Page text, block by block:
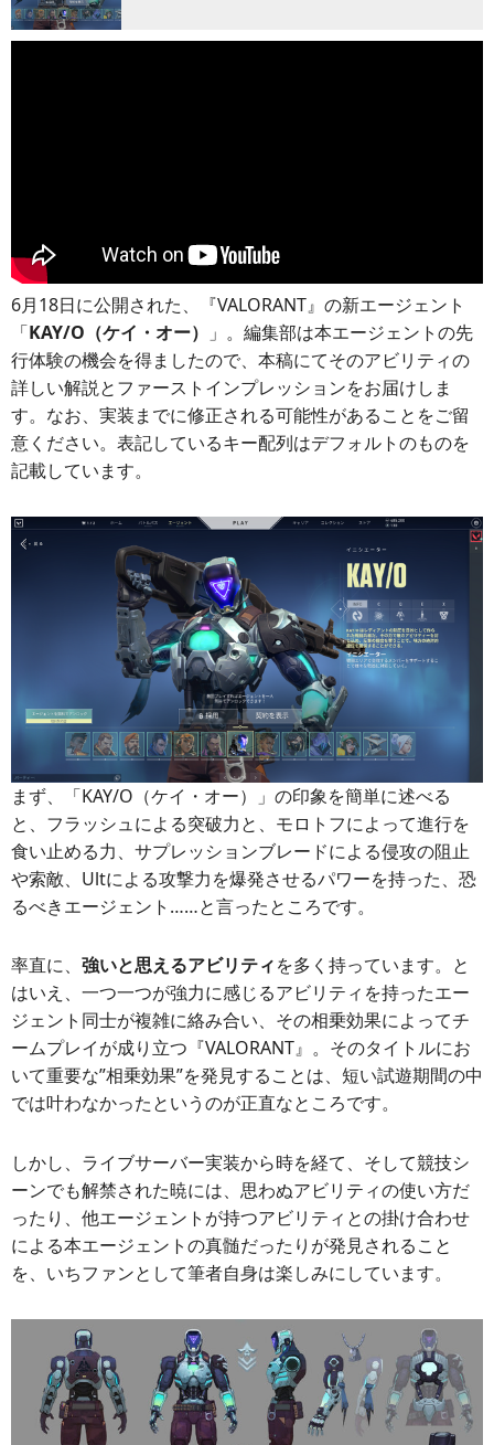
6月18日に公開された、『VALORANT』の新エージェント
「KAY/O（ケイ・オー）
」。編集部は本エージェントの先
行体験の機会を得ましたので、本稿にてそのアビリティの
詳しい解説とファーストインプレッションをお届けしま
す。なお、実装までに修正される可能性があることをご留
意ください。表記しているキー配列はデフォルトのものを
記載しています。
まず、「KAY/O（ケイ・オー）」の印象を簡単に述べる
と、フラッシュによる突破力と、モロトフによって進行を
食い止める力、サプレッションブレードによる侵攻の阻止
や索敵、Ultによる攻撃力を爆発させるパワーを持った、恐
るべきエージェント……と言ったところです。
率直に、 強いと思えるアビリティを多く持っています。と
はいえ、一つ一つが強力に感じるアビリティを持ったエー
ジェント同士が複雑に絡み合い、その相乗効果によってチ
ームプレイが成り立つ『VALORANT』。そのタイトルにお
いて重要な”相乗効果”を発見することは、短い試遊期間の中
では叶わなかったというのが正直なところです。
しかし、ライブサーバー実装から時を経て、そして競技シ
ーンでも解禁された暁には、思わぬアビリティの使い方だ
ったり、他エージェントが持つアビリティとの掛け合わせ
による本エージェントの真髄だったりが発見されること
を、いちファンとして筆者自身は楽しみにしています。